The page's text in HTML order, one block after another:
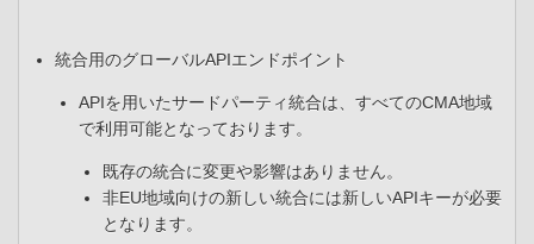
統合用のグローバルAPIエンドポイント
APIを用いたサードパーティ統合は、すべてのCMA地域
で利用可能となっております。
既存の統合に変更や影響はありません。​
非EU地域向けの新しい統合には新しいAPIキーが必要
となります。​